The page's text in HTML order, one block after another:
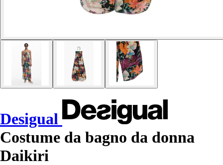
Desigual
Costume da bagno da donna
Daikiri